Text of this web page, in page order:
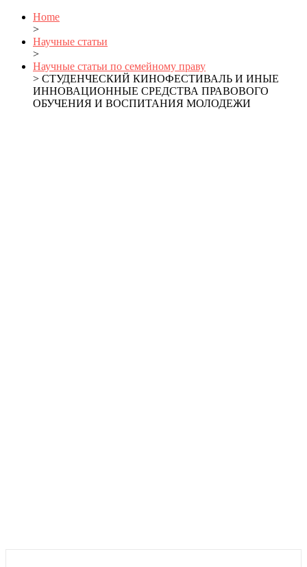
Home
>
Научные статьи
>
Научные статьи по семейному праву
> СТУДЕНЧЕСКИЙ КИНОФЕСТИВАЛЬ И ИНЫЕ
ИННОВАЦИОННЫЕ СРЕДСТВА ПРАВОВОГО
ОБУЧЕНИЯ И ВОСПИТАНИЯ МОЛОДЕЖИ